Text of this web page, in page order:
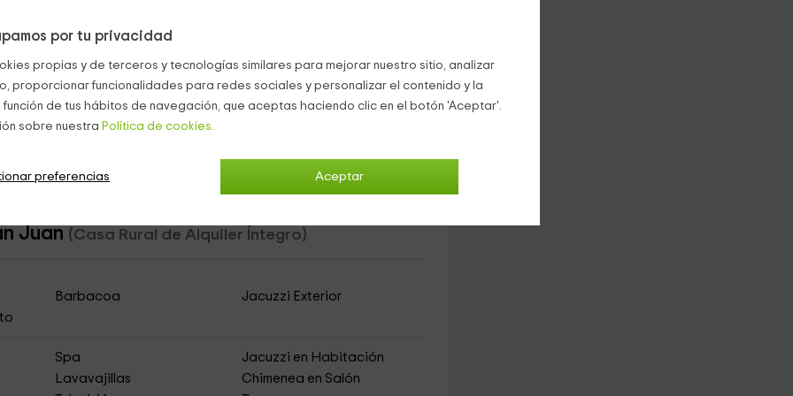
por tu privacidad
propias y de terceros y tecnologías similares para mejorar nuestro sitio, analizar
proporcionar funcionalidades para redes sociales y personalizar el contenido y la
de tus hábitos de navegación, que aceptas haciendo clic en el botón 'Aceptar'.
sobre nuestra Política de cookies.
Aceptar
preferencias
vuestro coche.
Juan (Casa Rural de Alquiler Íntegro)
Barbacoa
Jacuzzi Exterior
Spa
Jacuzzi en Habitación
Lavavajillas
Chimenea en Salón